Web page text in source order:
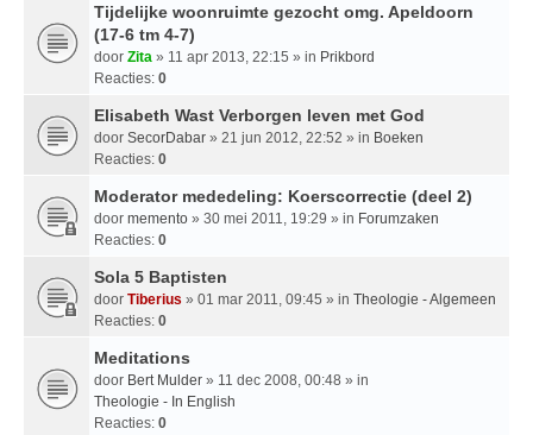
Tijdelijke woonruimte gezocht omg. Apeldoorn
(17-6 tm 4-7)
door Zita » 11 apr 2013, 22:15 » in Prikbord
Reacties: 0
Elisabeth Wast Verborgen leven met God
door SecorDabar » 21 jun 2012, 22:52 » in Boeken
Reacties: 0
Moderator mededeling: Koerscorrectie (deel 2)
door memento » 30 mei 2011, 19:29 » in Forumzaken
Reacties: 0
Sola 5 Baptisten
door Tiberius » 01 mar 2011, 09:45 » in Theologie - Algemeen
Reacties: 0
Meditations
door Bert Mulder » 11 dec 2008, 00:48 » in
Theologie - In English
Reacties: 0